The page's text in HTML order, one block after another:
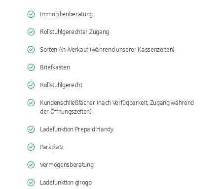
Immobilienberatung
Rollstuhlgerechter Zugang
Sorten An-/Verkauf (während unserer Kassenzeiten)
Briefkasten
Rollstuhlgerecht
Kundenschließfächer (nach Verfügbarkeit, Zugang während
der Öffnungszeiten)
Ladefunktion Prepaid Handy
Parkplatz
Vermögensberatung
Ladefunktion girogo